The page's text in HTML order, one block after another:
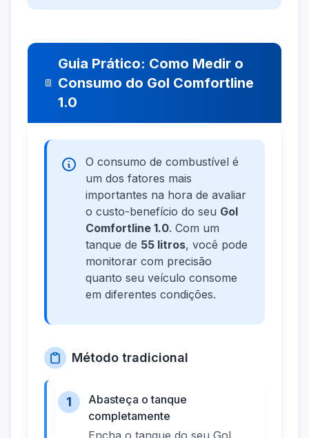
Guia Prático: Como Medir o
Consumo do Gol Comfortline
1.0
O consumo de combustível é
um dos fatores mais
importantes na hora de avaliar
o custo-benefício do seu Gol
Comfortline 1.0. Com um
tanque de 55 litros, você pode
monitorar com precisão
quanto seu veículo consome
em diferentes condições.
Método tradicional
1
Abasteça o tanque
completamente